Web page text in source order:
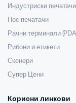
Индустриски печатачи
Пос печатачи
Рачни терминали
Рибони и етикети
Скенери
Супер Цени
Корисни линкови